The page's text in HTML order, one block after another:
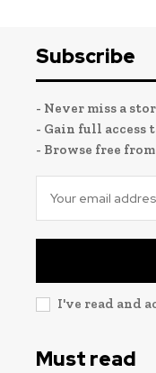
Subscribe
- Never miss a
- Gain full access
- Browse free
I've read and
Must read